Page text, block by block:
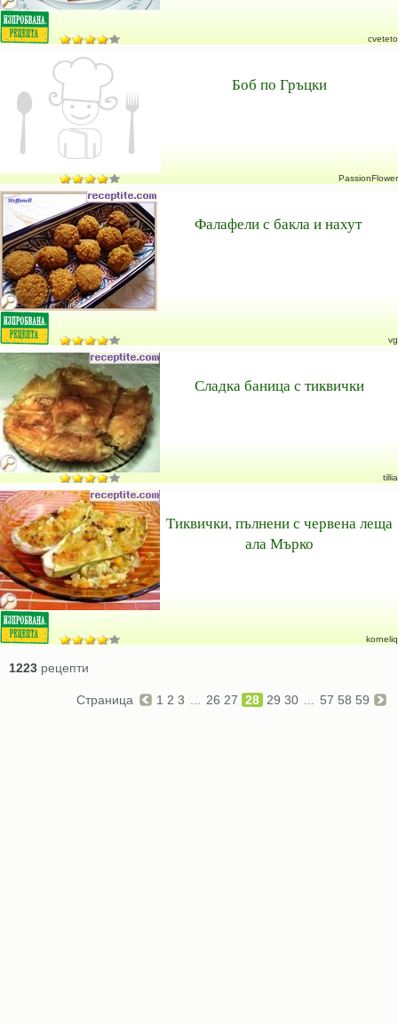
cveteto
Боб по Гръцки
PassionFlower
Фалафели с бакла и нахут
vg
Сладка баница с тиквички
tillia
Тиквички, пълнени с червена леща
ала Мърко
korneliq
1223 рецепти
Страница 1 2 3 26 27 28 29 30 57 58 59